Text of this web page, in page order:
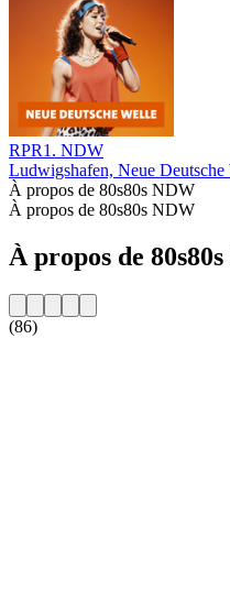
RPR1. NDW
Ludwigshafen, Neue Deutsche
À propos de 80s80s NDW
À propos de 80s80s NDW
À propos de
(86)